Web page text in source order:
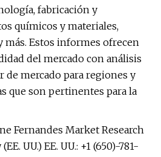
fabricación y
químicos y materiales,
más. Estos informes ofrecen
del mercado con análisis
de mercado para regiones y
que son pertinentes para la
Fernandes Market Research
UU.) EE. UU.: +1 (650)-781-